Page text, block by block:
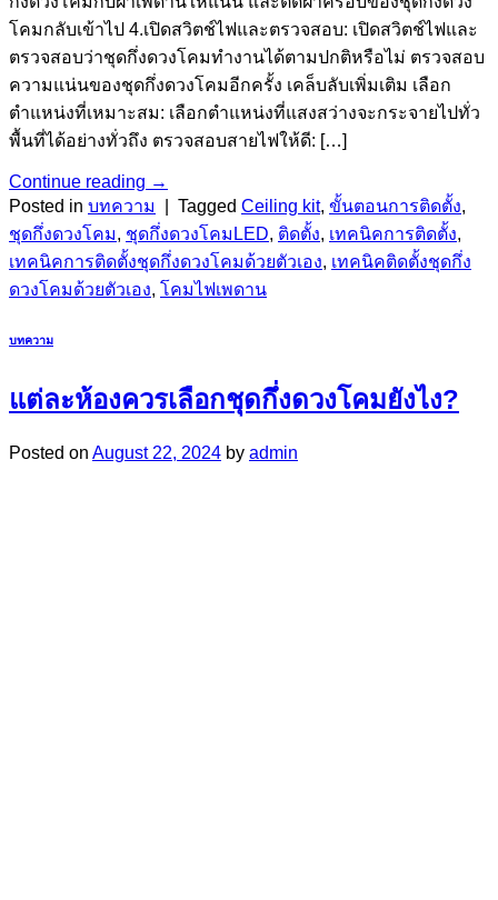
โคมกลับเข้าไป 4.เปิดสวิตช์ไฟและตรวจสอบ: เปิดสวิตช์ไฟและ
ตรวจสอบว่าชุดกึ่งดวงโคมทำงานได้ตามปกติหรือไม่ ตรวจสอบ
ความแน่นของชุดกึ่งดวงโคมอีกครั้ง เคล็บลับเพิ่มเติม เลือก
ตำแหน่งที่เหมาะสม: เลือกตำแหน่งที่แสงสว่างจะกระจายไปทั่ว
พื้นที่ได้อย่างทั่วถึง ตรวจสอบสายไฟให้ดี: […]
Continue reading →
Posted in บทความ Tagged Ceiling kit, ขั้นตอนการติดตั้ง,
ชุดกึ่งดวงโคม, ชุดกึ่งดวงโคมLED, ติดตั้ง, เทคนิคการติดตั้ง,
เทคนิคการติดตั้งชุดกึ่งดวงโคมด้วยตัวเอง, เทคนิคติดตั้งชุดกึ่ง
ดวงโคมด้วยตัวเอง, โคมไฟเพดาน
บทความ
แต่ละห้องควรเลือกชุดกึ่งดวงโคมยังไง?
Posted on August 22, 2024 by admin